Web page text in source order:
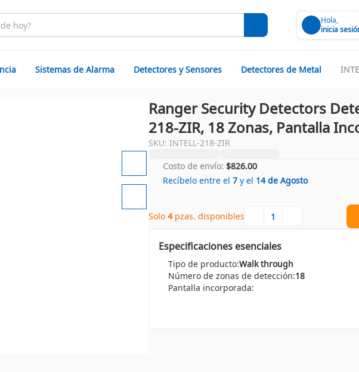
Hola,
inicia
Sistemas de Alarma Detectores y Sensores Detectores de Metal
Ranger Security Detectors
218-ZIR, 18 Zonas, Pantalla
SKU: INTELL-218-ZIR
Costo de envío: $826.00
Recíbelo entre el 7 y el 14 de Agosto
Solo 4 pzas. disponibles
Especificaciones esenciales
Tipo de producto:Walk through
Número de zonas de detección:18
Pantalla incorporada: